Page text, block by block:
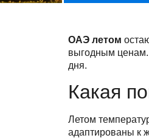
ОАЭ летом
выгодным ценам.
дня.
Какая
Летом
адаптированы к